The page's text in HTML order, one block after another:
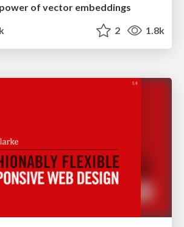
of vector embeddings
2 1.8k